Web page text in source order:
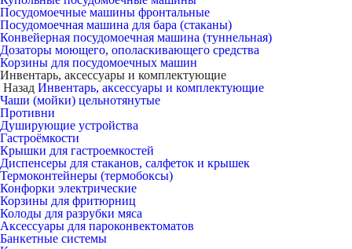
Посудомоечные машины фронтальные
Посудомоечная машина для бара (стаканы)
Конвейерная посудомоечная машина (туннельная)
Дозаторы моющего, ополаскивающего средства
Корзины для посудомоечных машин
Инвентарь, аксессуары и комплектующие
Назад Инвентарь, аксессуары и комплектующие
Чаши (мойки) цельнотянутые
Противни
Душирующие устройства
Гастроёмкости
Крышки для гастроемкостей
Диспенсеры для стаканов, салфеток и крышек
Термоконтейнеры (термобоксы)
Конфорки электрические
Корзины для фритюрниц
Колоды для разрубки мяса
Аксессуары для пароконвектоматов
Банкетные системы